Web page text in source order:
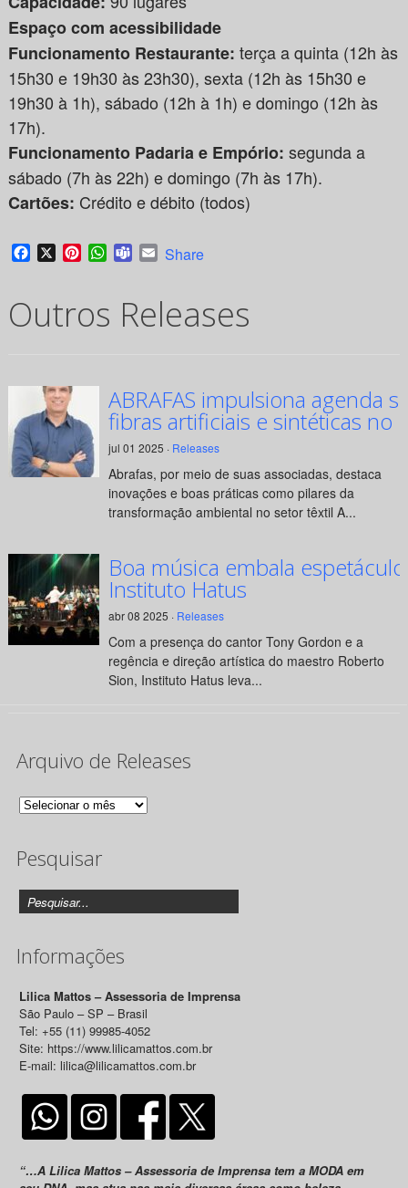
Espaço com acessibilidade
Funcionamento Restaurante: terça a quinta (12h às
15h30 e 19h30 às 23h30), sexta (12h às 15h30 e
19h30 à 1h), sábado (12h à 1h) e domingo (12h às
17h).
Funcionamento Padaria e Empório: segunda a
sábado (7h às 22h) e domingo (7h às 17h).
Cartões: Crédito e débito (todos)
Facebook
X PinterestWhatsApp
TeamsEmail
Share
Outros Releases
ABRAFAS impulsiona agenda
fibras artificiais e sintéticas no
jul 01 2025 · Releases
Abrafas, por meio de suas associadas, destaca
inovações e boas práticas como pilares da
transformação ambiental no setor têxtil A...
Boa música embala
Instituto Hatus
abr 08 2025 · Releases
Com a presença do cantor Tony Gordon e a
regência e direção artística do maestro Roberto
Sion, Instituto Hatus leva...
Arquivo de Releases
Arquivo
Releases
Pesquisar
Informações
Lilica Mattos – Assessoria de Imprensa
São Paulo – SP – Brasil
Tel: +55 (11) 99985-4052
Site: https://www.lilicamattos.com.br
E-mail: lilica@lilicamattos.com.br
“…A Lilica Mattos – Assessoria de Imprensa tem a MODA em